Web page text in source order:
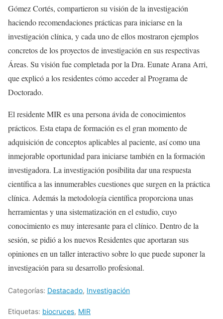
Gómez Cortés, compartieron su visión de la investigación
haciendo recomendaciones prácticas para iniciarse en la
investigación clínica, y cada uno de ellos mostraron ejemplos
concretos de los proyectos de investigación en sus respectivas
Áreas. Su visión fue completada por la Dra. Eunate Arana Arri,
que explicó a los residentes cómo acceder al Programa de
Doctorado.
El residente MIR es una persona ávida de conocimientos
prácticos. Esta etapa de formación es el gran momento de
adquisición de conceptos aplicables al paciente, así como una
inmejorable oportunidad para iniciarse también en la formación
investigadora. La investigación posibilita dar una respuesta
científica a las innumerables cuestiones que surgen en la práctica
clínica. Además la metodología científica proporciona unas
herramientas y una sistematización en el estudio, cuyo
conocimiento es muy interesante para el clínico. Dentro de la
sesión, se pidió a los nuevos Residentes que aportaran sus
opiniones en un taller interactivo sobre lo que puede suponer la
investigación para su desarrollo profesional.
Categorías: Destacado, Investigación
Etiquetas: biocruces, MIR